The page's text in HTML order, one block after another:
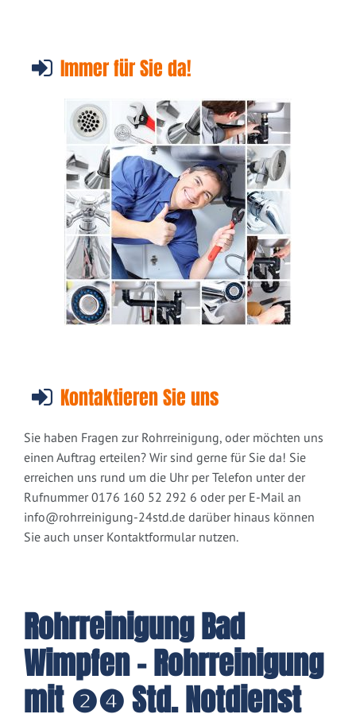
Immer für Sie da!
Kontaktieren Sie uns
Sie haben Fragen zur Rohrreinigung, oder möchten uns
einen Auftrag erteilen? Wir sind gerne für Sie da! Sie
erreichen uns rund um die Uhr per Telefon unter der
Rufnummer 0176 160 52 292 6 oder per E-Mail an
info@rohrreinigung-24std.de darüber hinaus können
Sie auch unser Kontaktformular nutzen.
Rohrreinigung Bad
Wimpfen - Rohrreinigung
mit ❷❹ Std. Notdienst